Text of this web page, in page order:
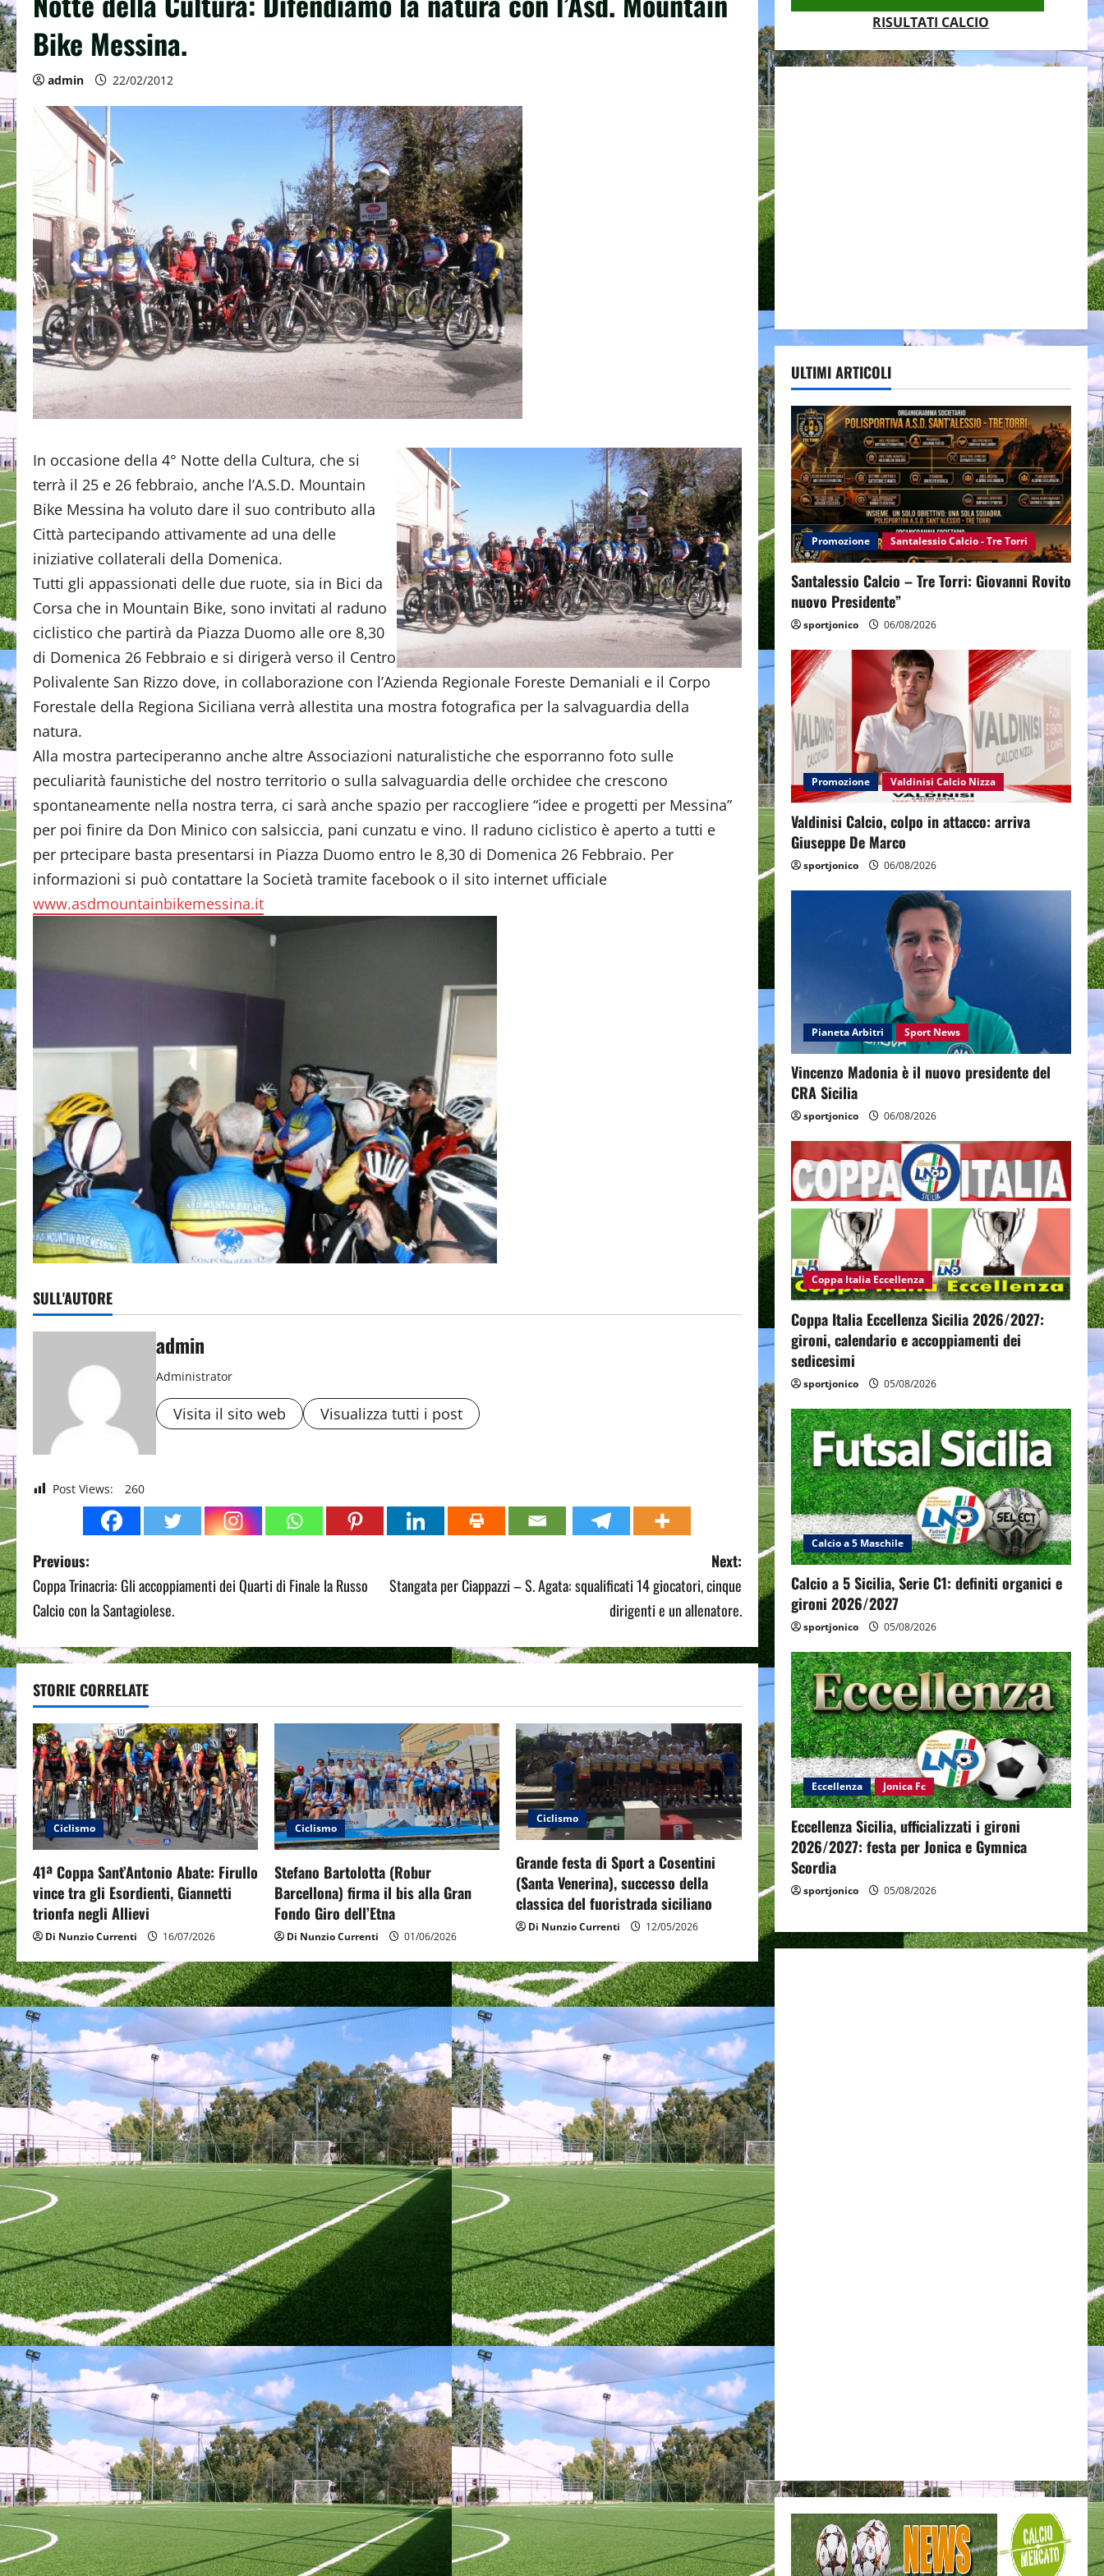
Bike Messina.
admin 22/02/2012
In occasione della 4° Notte della Cultura, che si
terrà il 25 e 26 febbraio, anche l’A.S.D. Mountain
Bike Messina ha voluto dare il suo contributo alla
Città partecipando attivamente ad una delle
iniziative collaterali della Domenica.
Tutti gli appassionati delle due ruote, sia in Bici da
Corsa che in Mountain Bike, sono invitati al raduno
ciclistico che partirà da Piazza Duomo alle ore 8,30
di Domenica 26 Febbraio e si dirigerà verso il Centro
Polivalente San Rizzo dove, in collaborazione con l’Azienda Regionale Foreste Demaniali e il Corpo
Forestale della Regiona Siciliana verrà allestita una mostra fotografica per la salvaguardia della
natura.
Alla mostra parteciperanno anche altre Associazioni naturalistiche che esporranno foto sulle
peculiarità faunistiche del nostro territorio o sulla salvaguardia delle orchidee che crescono
spontaneamente nella nostra terra, ci sarà anche spazio per raccogliere “idee e progetti per Messina”
per poi finire da Don Minico con salsiccia, pani cunzatu e vino. Il raduno ciclistico è aperto a tutti e
per prtecipare basta presentarsi in Piazza Duomo entro le 8,30 di Domenica 26 Febbraio. Per
informazioni si può contattare la Società tramite facebook o il sito internet ufficiale
www.asdmountainbikemessina.it
SULL'AUTORE
admin
Administrator
Visita il sito web Visualizza tutti i post
Post Views: 260
P
o
t
n
a
v
i
g
a
t
i
o
n
Previous:
Coppa Trinacria: Gli accoppiamenti dei Quarti di Finale la Russo
Calcio con la Santagiolese.
Next:
Stangata per Ciappazzi – S. Agata: squalificati 14 giocatori, cinque
dirigenti e un allenatore.
STORIE CORRELATE
Ciclismo
41ª Coppa Sant’Antonio Abate: Firullo
vince tra gli Esordienti, Giannetti
trionfa negli Allievi
Di Nunzio Currenti 16/07/2026
Ciclismo
Stefano Bartolotta (Robur
Barcellona) firma il bis alla Gran
Fondo Giro dell’Etna
Di Nunzio Currenti 01/06/2026
Ciclismo
Grande festa di Sport a Cosentini
(Santa Venerina), successo della
classica del fuoristrada siciliano
Di Nunzio Currenti 12/05/2026
RISULTATI CALCIO
ULTIMI ARTICOLI
Promozione Santalessio Calcio - Tre Torri
Santalessio Calcio – Tre Torri: Giovanni Rovito
nuovo Presidente”
sportjonico 06/08/2026
Promozione Valdinisi Calcio Nizza
Valdinisi Calcio, colpo in attacco: arriva
Giuseppe De Marco
sportjonico 06/08/2026
Pianeta Arbitri Sport News
Vincenzo Madonia è il nuovo presidente del
CRA Sicilia
sportjonico 06/08/2026
Coppa Italia Eccellenza
Coppa Italia Eccellenza Sicilia 2026/2027:
gironi, calendario e accoppiamenti dei
sedicesimi
sportjonico 05/08/2026
Calcio a 5 Maschile
Calcio a 5 Sicilia, Serie C1: definiti organici e
gironi 2026/2027
sportjonico 05/08/2026
Eccellenza Jonica Fc
Eccellenza Sicilia, ufficializzati i gironi
2026/2027: festa per Jonica e Gymnica
Scordia
sportjonico 05/08/2026